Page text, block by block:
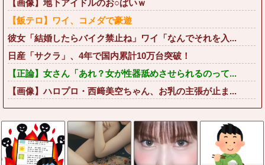
【画像】地下アイドルのお○ぱいｗ
【飯テロ】ワイ、コメダで豪遊
彼女「結婚したらバイク禁止ね」ワイ「なんでそれを入...
日産「サクラ」、4年で国内累計10万台突破！
【正論】女さん「あれ？女が性器舐めさせられるのって...
【画像】ハロプロ・西﨑美空ちゃん、お乳の主張が止ま...